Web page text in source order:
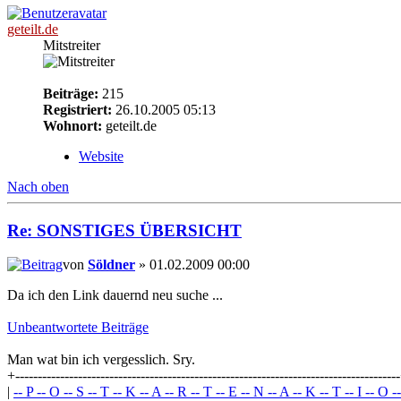
geteilt.de
Mitstreiter
Beiträge: 215
Registriert: 26.10.2005 05:13
Wohnort: geteilt.de
Website
Nach oben
Re: SONSTIGES ÜBERSICHT
von Söldner » 01.02.2009 00:00
Da ich den Link dauernd neu suche ...
Unbeantwortete Beiträge
Man wat bin ich vergesslich. Sry.
| -- P -- O -- S -- T -- K -- A -- R -- T -- E -- N -- A -- K -- T -- I -- O